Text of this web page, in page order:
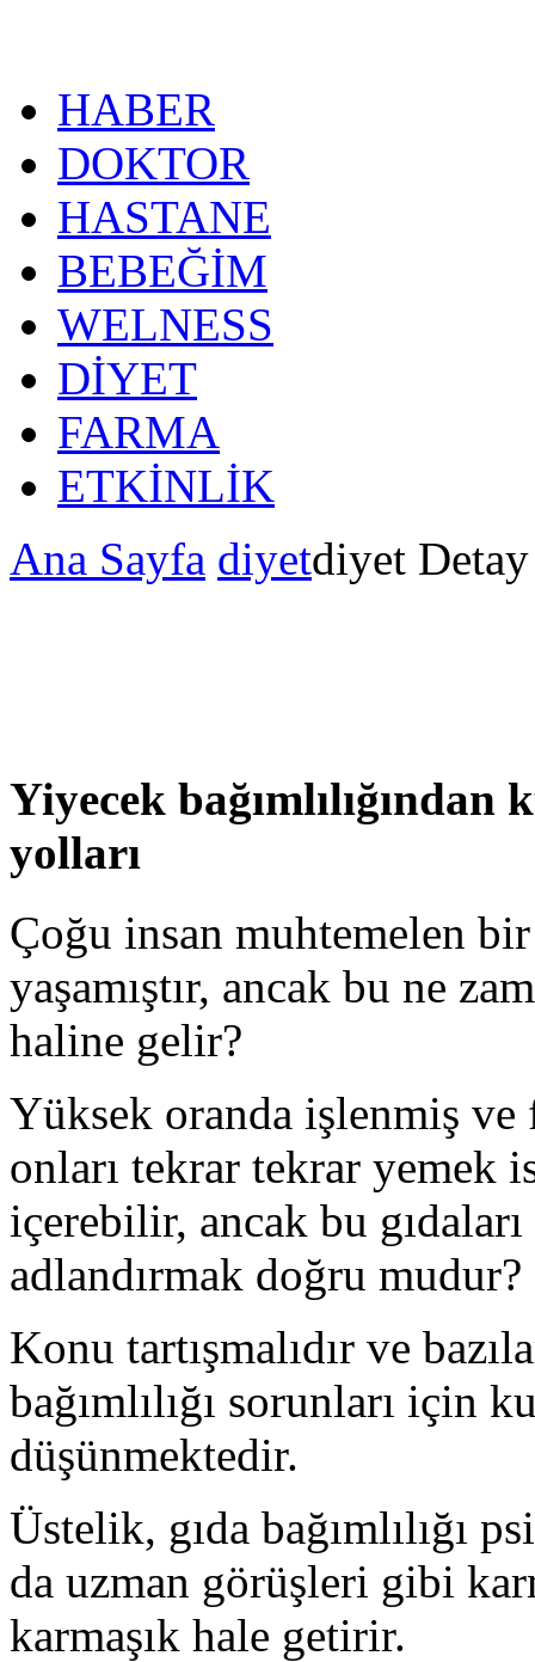
HABER
DOKTOR
HASTANE
BEBEĞİM
WELNESS
DİYET
FARMA
ETKİNLİK
Ana Sayfa diyetdiyet Detay
Yiyecek
yolları
Çoğu insan muhtemelen
yaşamıştır, ancak bu ne
haline gelir?
Yüksek oranda işlenmiş
onları tekrar tekrar yemek
içerebilir, ancak bu gıdaları
adlandırmak doğru mudur?
Konu tartışmalıdır ve
bağımlılığı sorunları için
düşünmektedir.
Üstelik, gıda bağımlılığı
da uzman görüşleri gibi
karmaşık hale getirir.